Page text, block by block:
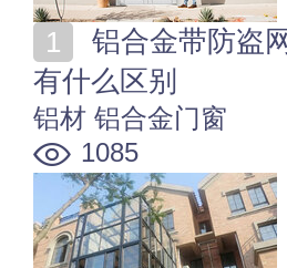
有什么区别
铝材 铝合金门窗
1085